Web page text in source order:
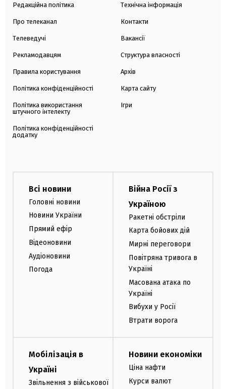
Редакційна політика
Про телеканал
Телеведучі
Рекламодавцям
Правила користування
Політика конфіденційності
Політика використання
штучного інтелекту
Політика конфіденційності
додатку
Технічна інформація
Контакти
Вакансії
Структура власності
Архів
Карта сайту
Ігри
Всі новини
Головні новини
Новини України
Прямий ефір
Відеоновини
Аудіоновини
Погода
Війна Росії з
Україною
Ракетні обстріли
Карта бойових дій
Мирні переговори
Повітряна тривога в
Україні
Масована атака по
Україні
Вибухи у Росії
Втрати ворога
Мобілізація в
Україні
Звільнення з військової
Новини економіки
Ціна нафти
Курси валют